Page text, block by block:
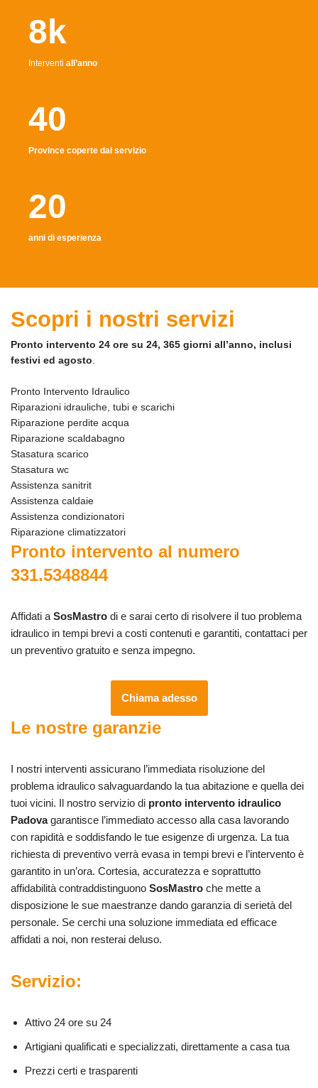
8k
Interventi all’anno
40
Province coperte dal servizio
20
anni di esperienza
Scopri i nostri servizi
Pronto intervento 24 ore su 24, 365 giorni all’anno, inclusi
festivi ed agosto
Pronto Intervento Idraulico
Riparazioni idrauliche, tubi e scarichi
Riparazione perdite acqua
Riparazione scaldabagno
Stasatura scarico
Stasatura wc
Assistenza sanitrit
Assistenza caldaie
Assistenza condizionatori
Riparazione climatizzatori
Pronto intervento al numero
331.5348844
Affidati a SosMastro di e sarai certo di risolvere il tuo problema
idraulico in tempi brevi a costi contenuti e garantiti, contattaci per
un preventivo gratuito e senza impegno.
Chiama adesso
Le nostre garanzie
I nostri interventi assicurano l’immediata risoluzione del
problema idraulico salvaguardando la tua abitazione e quella dei
tuoi vicini. Il nostro servizio di pronto intervento idraulico
Padovagarantisce l’immediato accesso alla casa lavorando
con rapidità e soddisfando le tue esigenze di urgenza. La tua
richiesta di preventivo verrà evasa in tempi brevi e l’intervento è
garantito in un’ora. Cortesia, accuratezza e soprattutto
affidabilità contraddistinguono SosMastro che mette a
disposizione le sue maestranze dando garanzia di serietà del
personale. Se cerchi una soluzione immediata ed efficace
affidati a noi, non resterai deluso.
Servizio:
Attivo 24 ore su 24
Artigiani qualificati e specializzati, direttamente a casa tua
Prezzi certi e trasparenti